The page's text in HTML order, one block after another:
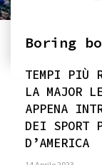
Boring
TEMPI PIÙ
LA MAJOR
APPENA
DEI SPORT
D’AMERICA